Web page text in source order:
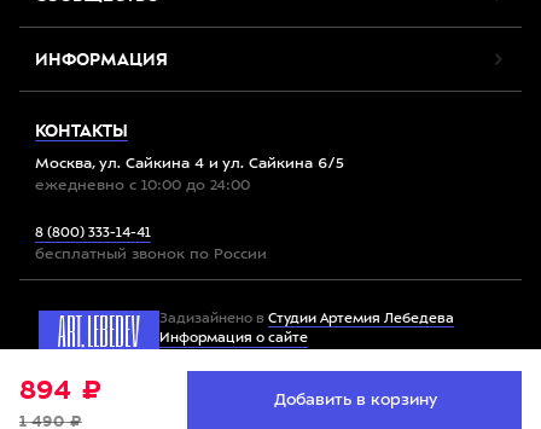
ИНФОРМАЦИЯ
КОНТАКТЫ
Москва, ул. Сайкина 4 и ул. Сайкина 6/5
ежедневно с 10:00 до 24:00
8 (800) 333-14-41
бесплатный звонок по России
Задизайнено в Студии Артемия Лебедева
Информация о сайте
Все права защищены. 2012-2026 © Спорт-Марафон
Мы используем файлы cookie. Продолжив работу с
условиями использования
файлов cookie
Принять
894 ₽
1 490 ₽
Добавить в корзину